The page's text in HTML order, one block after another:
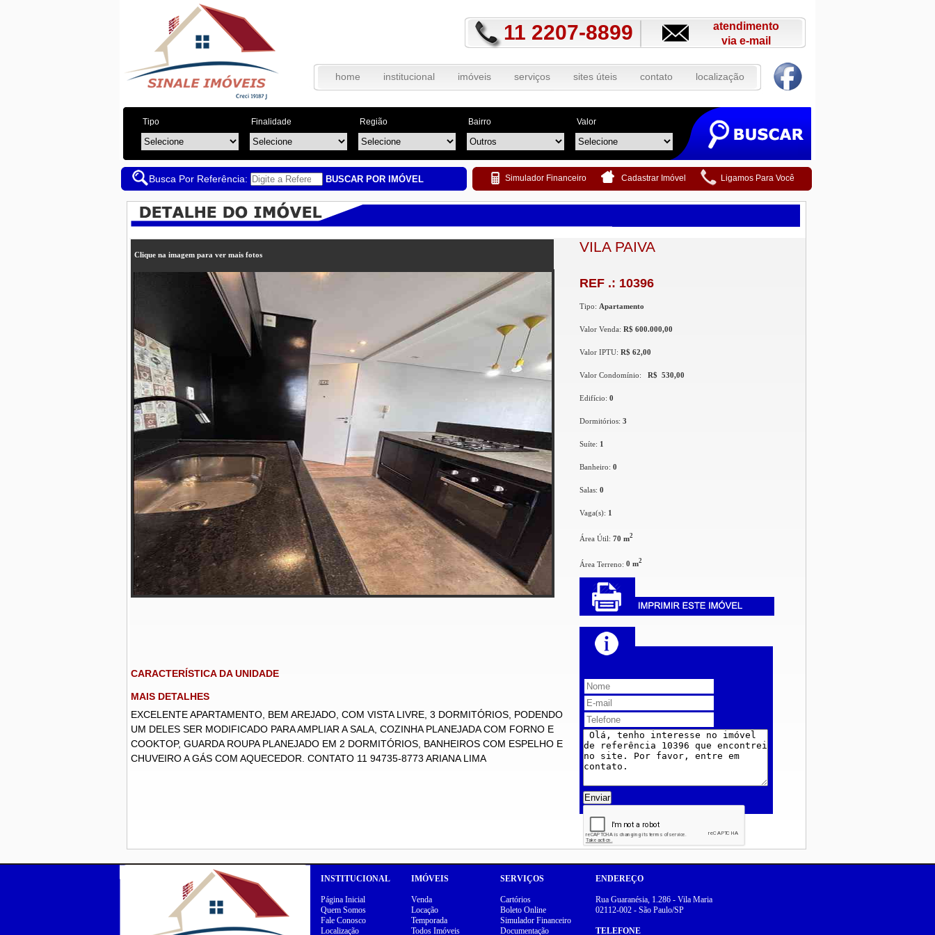
11 2207-8899
atendimento
via e-mail
home institucional imóveis serviços sites úteis contato localização
Tipo Finalidade Região Bairro Valor
Busca Por Referência: BUSCAR POR IMÓVEL Simulador Financeiro Cadastrar Imóvel Ligamos Para Você
Clique na imagem para ver mais fotos
CARACTERÍSTICA DA UNIDADE
MAIS DETALHES
EXCELENTE APARTAMENTO, BEM AREJADO, COM VISTA LIVRE, 3 DORMITÓRIOS, PODENDO
UM DELES SER MODIFICADO PARA AMPLIAR A SALA, COZINHA PLANEJADA COM FORNO E
COOKTOP, GUARDA ROUPA PLANEJADO EM 2 DORMITÓRIOS, BANHEIROS COM ESPELHO E
CHUVEIRO A GÁS COM AQUECEDOR. CONTATO 11 94735-8773 ARIANA LIMA
VILA PAIVA
REF .: 10396
Tipo: Apartamento
Valor Venda: R$ 600.000,00
Valor IPTU: R$ 62,00
Valor Condomínio: R$ 530,00
Edifício: 0
Dormitórios: 3
Suíte: 1
Banheiro: 0
Salas: 0
Vaga(s): 1
Área Útil: 70 m2
Área Terreno: 0 m2
Enviar
INSTITUCIONAL
Página Inicial
Quem Somos
Fale Conosco
Localização
IMÓVEIS
Venda
Locação
Temporada
Todos Imóveis
SERVIÇOS
Cartórios
Boleto Online
Simulador Financeiro
Documentação
ENDEREÇO
Rua Guaranésia, 1.286 - Vila Maria
02112-002 - São Paulo/SP
TELEFONE